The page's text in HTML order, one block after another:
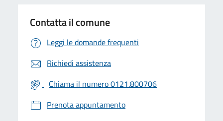
Contatta il comune
Leggi le domande frequenti
Richiedi assistenza
Chiama il numero 0121.800706
Prenota appuntamento